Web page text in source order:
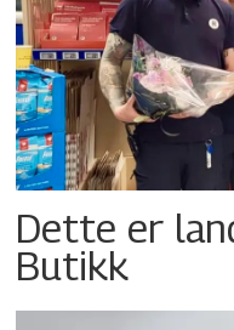
Dette er
Butikk